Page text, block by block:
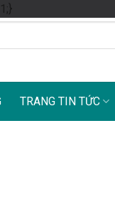
Skip
to
TRANG TIN TỨC